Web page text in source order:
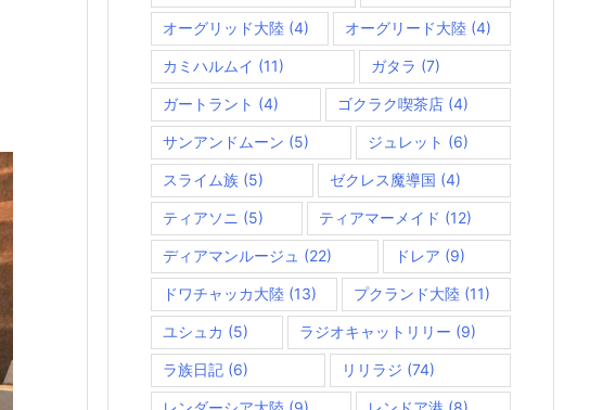
オーグリッド大陸 (4) オーグリード大陸 (4)
カミハルムイ (11) ガタラ (7)
ガートラント (4) ゴクラク喫茶店 (4)
サンアンドムーン (5) ジュレット (6)
スライム族 (5) ゼクレス魔導国 (4)
ティアソニ (5) ティアマーメイド (12)
ディアマンルージュ (22) ドレア (9)
ドワチャッカ大陸 (13) プクランド大陸 (11)
ユシュカ (5) ラジオキャットリリー (9)
ラ族日記 (6) リリラジ (74)